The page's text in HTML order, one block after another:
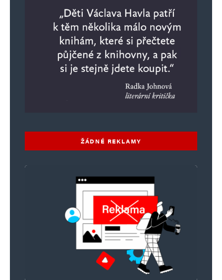
ŽÁDNÉ REKLAMY